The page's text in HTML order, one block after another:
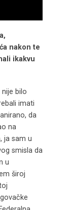
nakon te
ikakvu
bilo
imati
da
na
ja sam u
smisla da
u
široj